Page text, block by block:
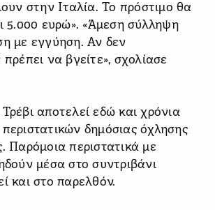
στην Ιταλία. Το πρόστιμο θα
5.000 ευρώ». «Άμεση σύλληψη
με εγγύηση. Αν δεν
να βγείτε», σχολίασε
αποτελεί εδώ και χρόνια
δημόσιας όχλησης
Παρόμοια περιστατικά με
μέσα στο συντριβάνι
και στο παρελθόν.